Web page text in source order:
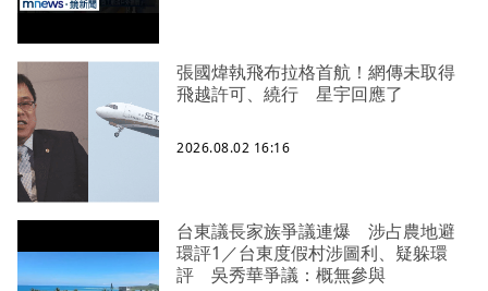
張國煒執飛布拉格首航！網傳未取得
飛越許可、繞行 星宇回應了
2026.08.02 16:16
台東議長家族爭議連爆 涉占農地避
環評1／台東度假村涉圖利、疑躲環
評 吳秀華爭議：概無參與